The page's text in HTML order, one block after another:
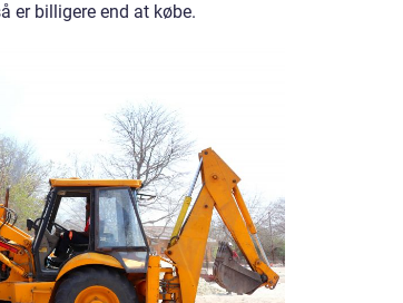
er billigere end at købe.